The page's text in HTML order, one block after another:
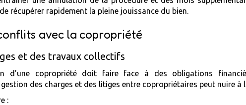
récupérer rapidement la pleine jouissance du bien.
avec la copropriété
et des travaux collectifs
d’une copropriété doit faire face à des obligations
des charges et des litiges entre copropriétaires peut nuire à
: